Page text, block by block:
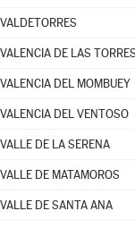
VALDETORRES
VALENCIA DE LAS TORRES
VALENCIA DEL MOMBUEY
VALENCIA DEL VENTOSO
VALLE DE LA SERENA
VALLE DE MATAMOROS
VALLE DE SANTA ANA